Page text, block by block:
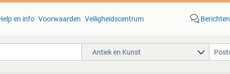
en info Voorwaarden Veiligheidscentrum Berichten
Antiek en Kunst